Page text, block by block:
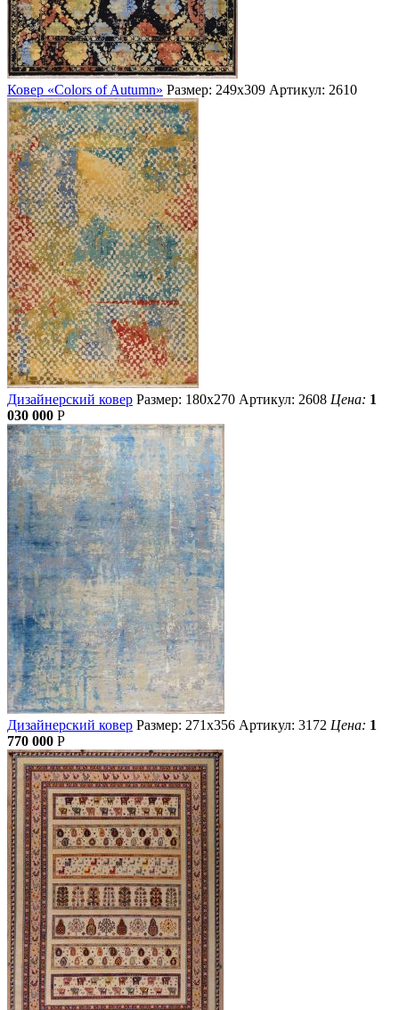
Ковер «Colors of Autumn» Размер: 249х309 Артикул: 2610
Дизайнерский ковер Размер: 180х270 Артикул: 2608 Цена: 1
030 000 Р
Дизайнерский ковер Размер: 271х356 Артикул: 3172 Цена: 1
770 000 Р